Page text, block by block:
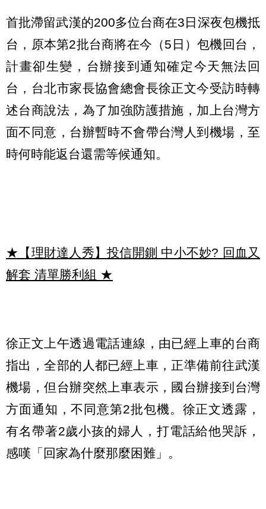
首批滯留武漢的200多位台商在3日深夜包機抵
台，原本第2批台商將在今（5日）包機回台，
計畫卻生變，台辦接到通知確定今天無法回
台，台北市家長協會總會長徐正文今受訪時轉
述台商說法，為了加強防護措施，加上台灣方
面不同意，台辦暫時不會帶台灣人到機場，至
時何時能返台還需等候通知。
★【理財達人秀】投信開鍘 中小不妙? 回血又
解套 清單勝利組 ★
徐正文上午透過電話連線，由已經上車的台商
指出，全部的人都已經上車，正準備前往武漢
機場，但台辦突然上車表示，國台辦接到台灣
方面通知，不同意第2批包機。徐正文透露，
有名帶著2歲小孩的婦人，打電話給他哭訴，
感嘆「回家為什麼那麼困難」。